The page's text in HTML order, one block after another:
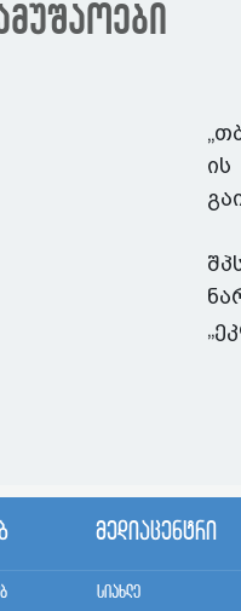
მედიაცენტრი
სიახლე